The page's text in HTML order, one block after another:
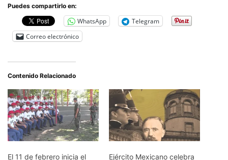
Puedes compartirlo en:
WhatsApp
Telegram
Correo electrónico
Contenido Relacionado
El 11 de febrero inicia el Ejército Mexicano celebra